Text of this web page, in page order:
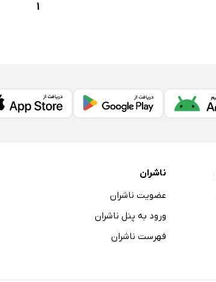
1
ناشران
عضویت ناشران
ورود به پنل ناشران
فهرست ناشران